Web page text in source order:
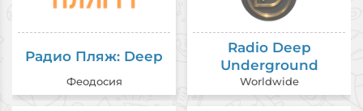
Радио Пляж: Deep
Феодосия
Radio Deep
Underground
Worldwide